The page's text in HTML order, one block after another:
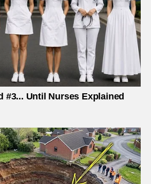
#3... Until Nurses Explained